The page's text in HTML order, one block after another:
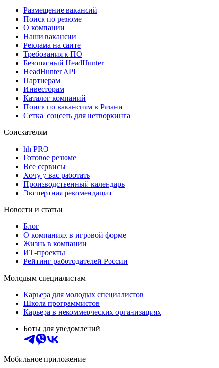
Размещение вакансий
Поиск по резюме
О компании
Наши вакансии
Реклама на сайте
Требования к ПО
Безопасный HeadHunter
HeadHunter API
Партнерам
Инвесторам
Каталог компаний
Поиск по вакансиям в Рязани
Сетка: соцсеть для нетворкинга
Соискателям
hh PRO
Готовое резюме
Все сервисы
Хочу у вас работать
Производственный календарь
Экспертная рекомендация
Новости и статьи
Блог
О компаниях в игровой форме
Жизнь в компании
ИТ-проекты
Рейтинг работодателей России
Молодым специалистам
Карьера для молодых специалистов
Школа программистов
Карьера в некоммерческих организациях
Боты для уведомлений
Мобильное приложение